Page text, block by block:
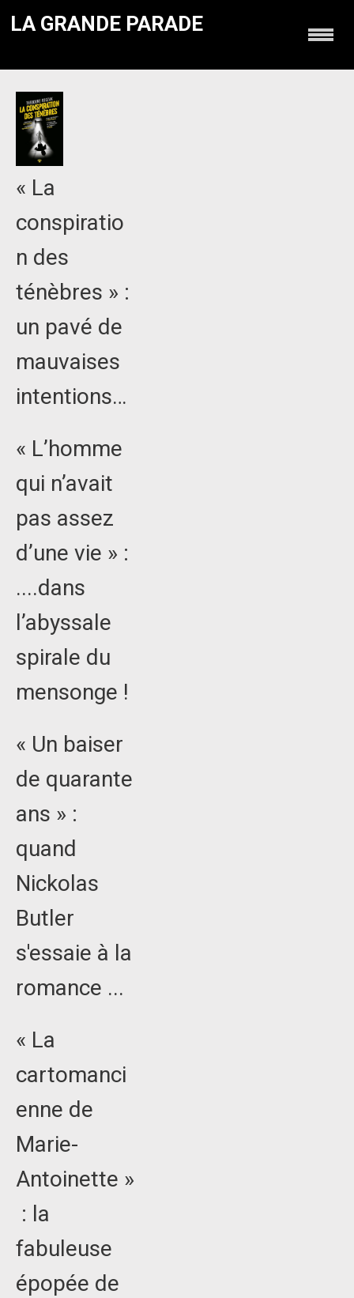
LA GRANDE PARADE
« La
conspiratio
n des
ténèbres » :
un pavé de
mauvaises
intentions…
« L’homme
qui n’avait
pas assez
d’une vie » :
....dans
l’abyssale
spirale du
mensonge !
« Un baiser
de quarante
ans » :
quand
Nickolas
Butler
s'essaie à la
romance ...
« La
cartomanci
enne de
Marie-
Antoinette »
: la
fabuleuse
épopée de